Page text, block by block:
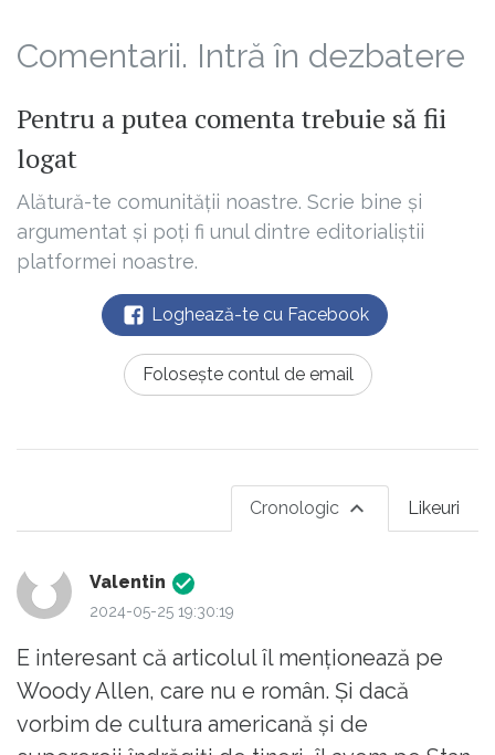
Comentarii. Intră în dezbatere
Pentru a putea comenta trebuie să fii
logat
Alătură-te comunității noastre. Scrie bine și
argumentat și poți fi unul dintre editorialiștii
platformei noastre.
Loghează-te cu Facebook
Folosește contul de email
Likeuri
Cronologic
Valentin
2024-05-25 19:30:19
E interesant că articolul îl menționează pe
Woody Allen, care nu e român. Și dacă
vorbim de cultura americană și de